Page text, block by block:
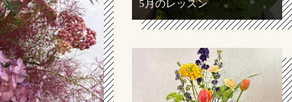
5月のレッスン